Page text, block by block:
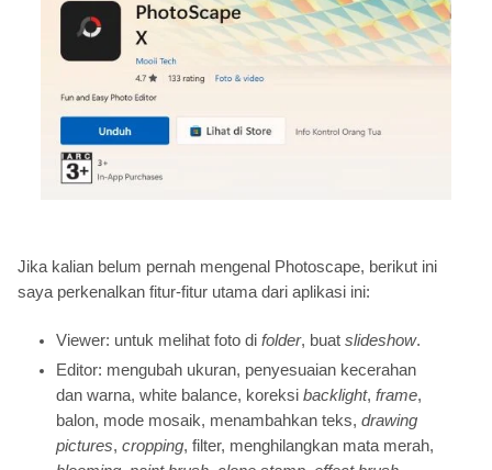
Jika kalian belum pernah mengenal Photoscape, berikut ini
saya perkenalkan fitur-fitur utama dari aplikasi ini:
Viewer: untuk melihat foto di folder, buat slideshow.
Editor: mengubah ukuran, penyesuaian kecerahan
dan warna, white balance, koreksi backlight, frame,
balon, mode mosaik, menambahkan teks, drawing
pictures, cropping, filter, menghilangkan mata merah,